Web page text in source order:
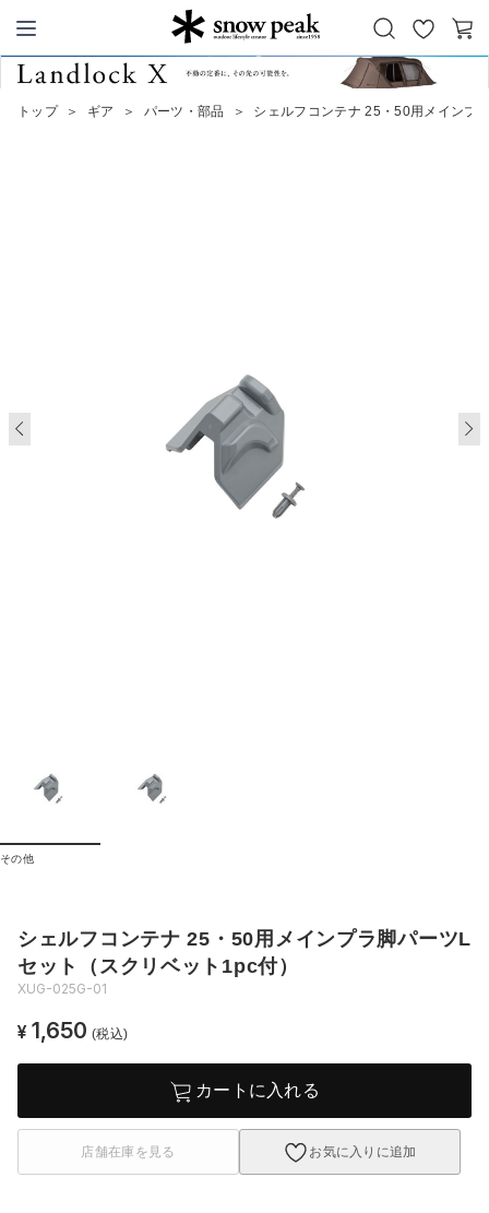
Snow Peak
お
気
に
カ
トップ ＞ ギア ＞ パーツ・部品 ＞ シェルフコンテナ 25・50用メインプ
その他
シェルフコンテナ 25・50用メインプラ脚パーツL
セット（スクリベット1pc付）
XUG-025G-01
¥ 1,650 (税込)
カートに入れる
店舗在庫を見る お気に入りに追加